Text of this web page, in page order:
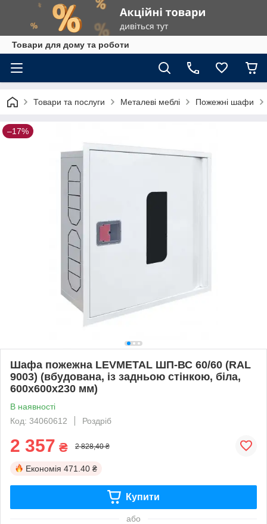
Товари для дому та роботи
Товари та послуги Металеві меблі Пожежні шафи
–17%
Шафа пожежна LEVMETAL ШП-ВС 60/60 (RAL
9003) (вбудована, із задньою стінкою, біла,
600х600х230 мм)
В наявності
Код: 34060612
Роздріб
2 357 ₴ 2 828,40 ₴
Економія 471.40 ₴
Купити
або